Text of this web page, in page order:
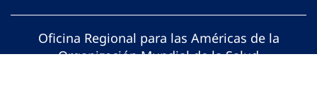
Oficina Regional para las Américas de la
Organización Mundial de la Salud